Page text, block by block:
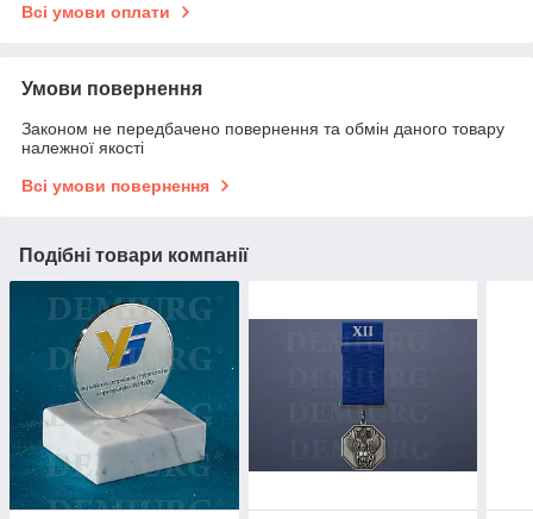
Всі умови оплати
Умови повернення
Законом не передбачено повернення та обмін даного товару
належної якості
Всі умови повернення
Подібні товари компанії